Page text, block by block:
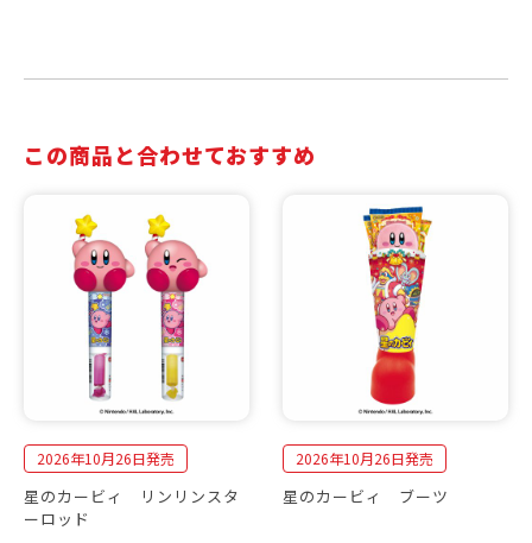
この商品と合わせておすすめ
2026年10月26日発売
星のカービィ リンリンスタ
ーロッド
2026年10月26日発売
星のカービィ ブーツ